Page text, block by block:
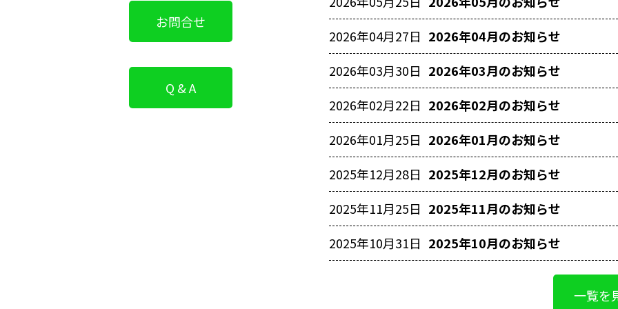
お問合せ
Q & A
2026年04月27日 2026年04月のお知らせ
2026年03月30日 2026年03月のお知らせ
2026年02月22日 2026年02月のお知らせ
2026年01月25日 2026年01月のお知らせ
2025年12月28日 2025年12月のお知らせ
2025年11月25日 2025年11月のお知らせ
2025年10月31日 2025年10月のお知らせ
一覧を